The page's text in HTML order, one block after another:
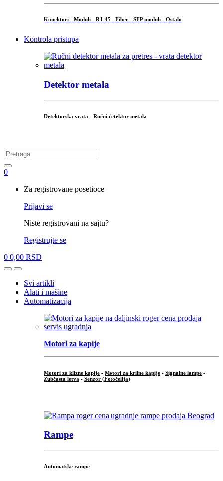
Konektori - Moduli - RJ-45 - Fiber - SFP moduli - Ostalo
Kontrola pristupa
Detektor metala
Detektorska vrata - Ručni detektor metala
Search
for:
0
Za registrovane posetioce
Prijavi se
Niste registrovani na sajtu?
Registrujte se
0 0,00 RSD
OpenClose
Svi artikli
Alati i mašine
Automatizacija
Motori za kapije
Motori za klizne kapije - Motori za krilne kapije - Signalne lampe -
Zubčasta letva - Senzor (Fotoćelija)
Rampe
Automatske rampe